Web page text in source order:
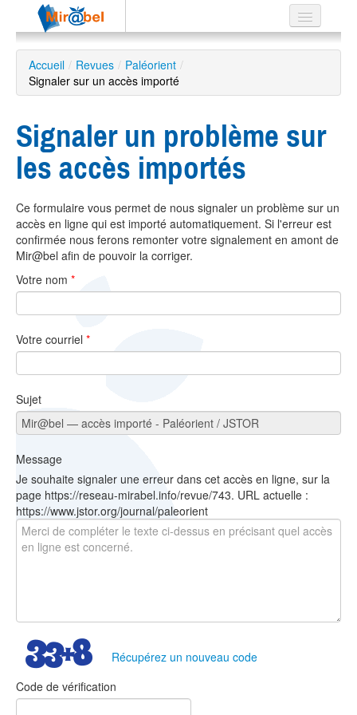
Le réseau
Soutien
avancée
EN
ES
?
Accueil / Revues / Paléorient /
Signaler sur un accès importé
Signaler un problème sur
les accès importés
Ce formulaire vous permet de nous signaler un problème sur un
accès en ligne qui est importé automatiquement. Si l'erreur est
confirmée nous ferons remonter votre signalement en amont de
Mir@bel afin de pouvoir la corriger.
Votre nom *
Votre courriel *
Sujet
Message
Je souhaite signaler une erreur dans cet accès en ligne, sur la
page https://reseau-mirabel.info/revue/743. URL actuelle :
https://www.jstor.org/journal/paleorient
Récupérez un nouveau code
Code de vérification